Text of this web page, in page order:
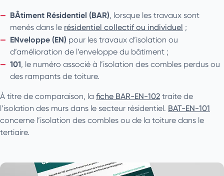
BÂtiment Résidentiel (BAR), lorsque les travaux sont
menés dans le résidentiel collectif ou individuel ;
ENveloppe (EN) pour les travaux d’isolation ou
d’amélioration de l’enveloppe du bâtiment ;
101, le numéro associé à l’isolation des combles perdus ou
des rampants de toiture.
À titre de comparaison, la fiche BAR-EN-102 traite de
l’isolation des murs dans le secteur résidentiel. BAT-EN-101
concerne l’isolation des combles ou de la toiture dans le
tertiaire.